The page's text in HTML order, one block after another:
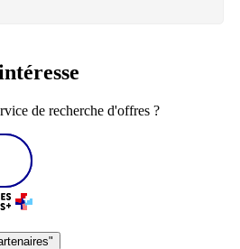
de recherche d'offres ?